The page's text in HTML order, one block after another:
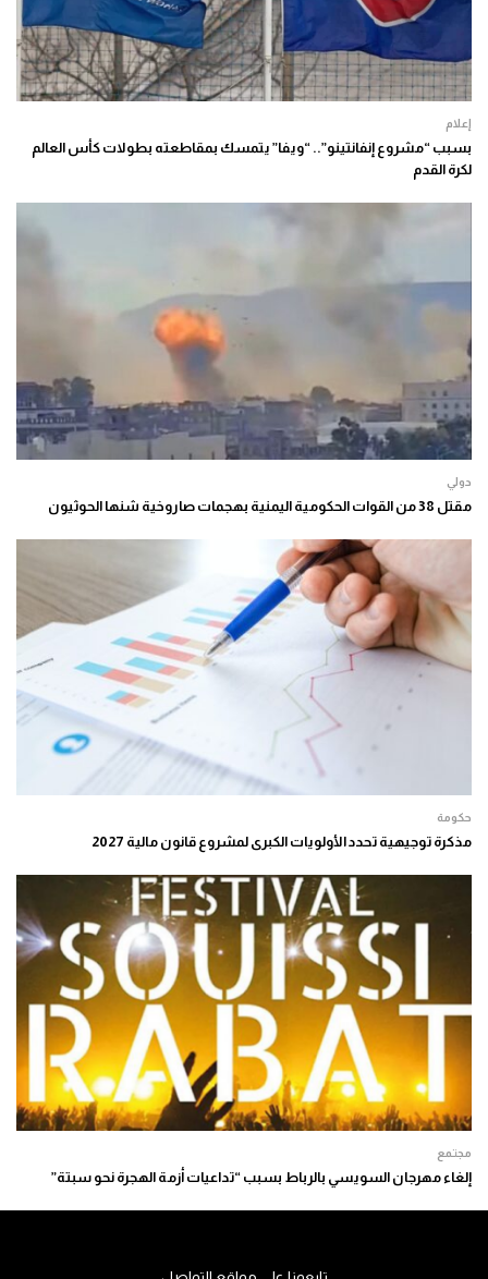
إعلام
بسبب “مشروع إنفانتينو”.. “ويفا” يتمسك بمقاطعته بطولات كأس العالم
لكرة القدم
دولي
مقتل 38 من القوات الحكومية اليمنية بهجمات صاروخية شنها الحوثيون
حكومة
مذكرة توجيهية تحدد الأولويات الكبرى لمشروع قانون مالية 2027
مجتمع
إلغاء مهرجان السويسي بالرباط بسبب “تداعيات أزمة الهجرة نحو سبتة”